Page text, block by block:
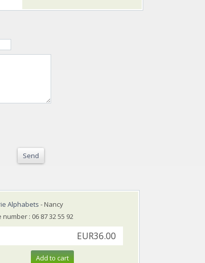
Send
Alphabets - Nancy
number : 06 87 32 55 92
EUR36.00
Add to cart